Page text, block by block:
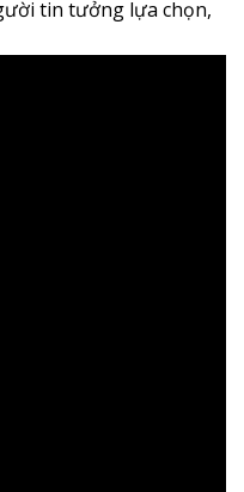
tin tưởng lựa chọn,